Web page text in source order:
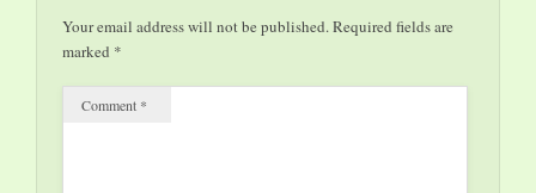
l'iniziativa volta a
offrire spunti di…
Your email address will not be published.Required fields are
marked *
Comment *